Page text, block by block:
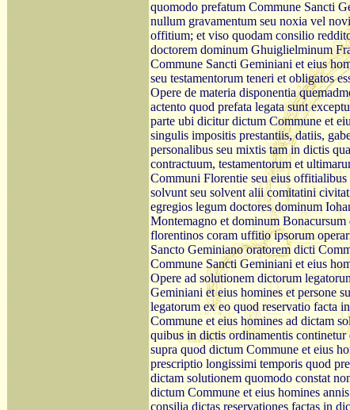
quomodo prefatum Commune Sancti
nullum gravamentum seu noxia vel
offitium; et viso quodam consilio
doctorem dominum Ghuiglielminum
Commune Sancti Geminiani et eius
seu testamentorum teneri et obligatos
Opere de materia disponentia
actento quod prefata legata sunt
parte ubi dicitur dictum Commune et
singulis impositis prestantiis, datiis,
personalibus seu mixtis tam in dictis
contractuum, testamentorum et
Communi Florentie seu eius
solvunt seu solvent alii comitatini
egregios legum doctores dominum
Montemagno et dominum
florentinos coram uffitio ipsorum
Sancto Geminiano oratorem dicti
Commune Sancti Geminiani et eius
Opere ad solutionem dictorum
Geminiani et eius homines et persone
legatorum ex eo quod reservatio facta
Commune et eius homines ad dictam
quibus in dictis ordinamentis continetur
supra quod dictum Commune et eius
prescriptio longissimi temporis quod
dictam solutionem quomodo constat
dictum Commune et eius homines
consilia dictas reservationes factas in